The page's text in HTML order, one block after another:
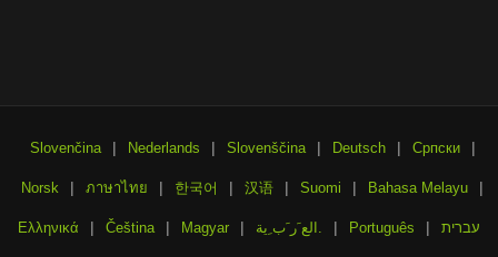
Slovenčina | Nederlands | Slovenščina | Deutsch | Српски |
Norsk | ภาษาไทย | 한국어 | 汉语 | Suomi | Bahasa Melayu |
Ελληνικά | Čeština | Magyar | الع َر َب ِية. | Português | עברית